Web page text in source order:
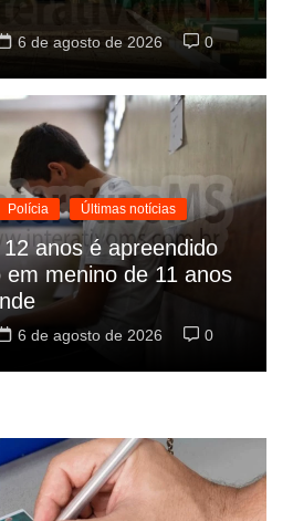
6 de agosto de 2026 0
Polícia Últimas notícias
anos é apreendido
menino de 11 anos
6 de agosto de 2026 0